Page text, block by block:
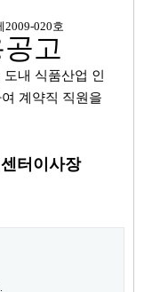
2009-020호
고
내 식품산업 인
계약직 직원을
터이사장